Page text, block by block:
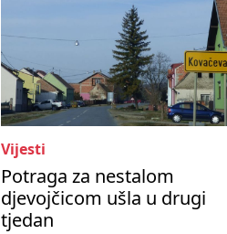
Vijesti
Potraga za nestalom
djevojčicom ušla u drugi
tjedan